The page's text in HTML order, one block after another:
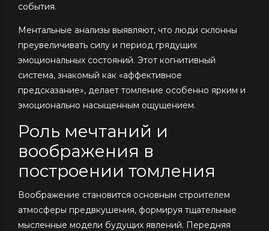
события.
Ментальные анализы выявляют, что люди склонны
преувеличивать силу и период грядущих
эмоциональных состояний. Этот когнитивный
система, знакомый как «аффективное
предсказание», делает томление особенно ярким и
эмоционально насыщенным ощущением.
Роль мечтаний и
воображения в
построении томления
Воображение становится основным строителем
атмосферы предвкушения, формируя тщательные
мысленные модели будущих явлений. Передняя